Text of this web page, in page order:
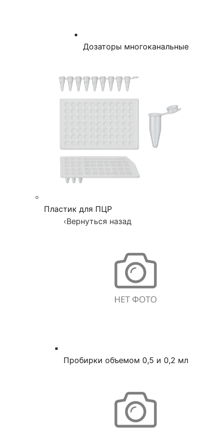
Дозаторы многоканальные
Пластик для ПЦР
‹Вернуться назад
Пробирки объемом 0,5 и 0,2 мл